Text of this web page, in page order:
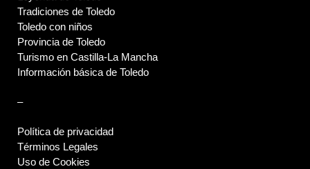
Tradiciones de Toledo
Toledo con niños
Provincia de Toledo
Turismo en Castilla-La Mancha
Información básica de Toledo
–
Política de privacidad
Términos Legales
Uso de Cookies